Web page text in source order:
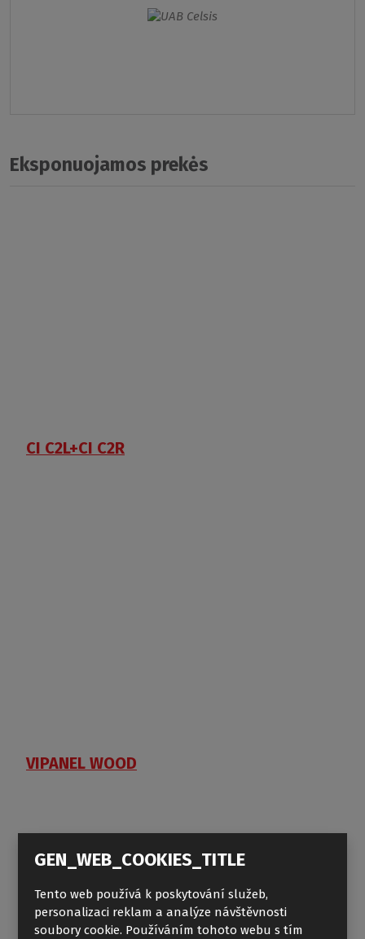
Eksponuojamos prekės
CI C2L+CI C2R
VIPANEL WOOD
GEN_WEB_COOKIES_TITLE
Tento web používá k poskytování služeb,
personalizaci reklam a analýze návštěvnosti
soubory cookie. Používáním tohoto webu s tím